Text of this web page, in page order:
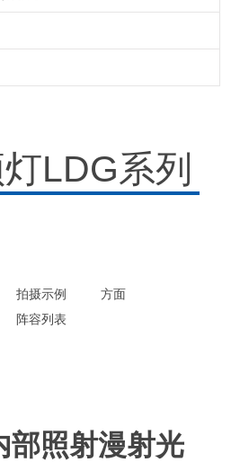
LDG系列
拍摄示例
方面
阵容列表
部照射漫射光